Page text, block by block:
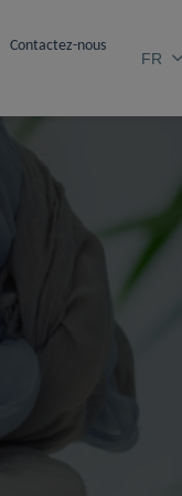
Contactez-nous
FR